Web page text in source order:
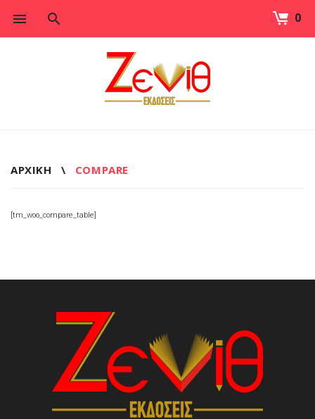
0
ΑΡΧΙΚΉ \ COMPARE
COMPARE
[tm_woo_compare_table]